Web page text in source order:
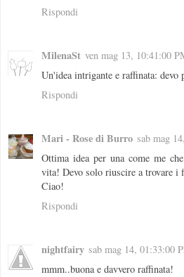
Rispondi
MilenaSt ven mag 13, 10:41:00
Un'idea intrigante e raffinata:
Rispondi
Mari - Rose di Burro sab mag
Ottima idea per una come me
vita! Devo solo riuscire a trovare
Ciao!
Rispondi
nightfairy sab mag 14, 01:33:00
mmm..buona e davvero raffinata!